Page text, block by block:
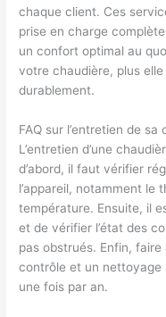
chaque client. Ces
prise en charge
un confort optimal au
votre chaudière, plus
durablement.
FAQ sur l’entretien de sa
L’entretien d’une
d’abord, il faut vérifier
l’appareil, notamment le
température. Ensuite, il
et de vérifier l’état des
pas obstrués. Enfin,
contrôle et un nettoyage
une fois par an.